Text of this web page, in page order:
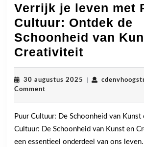
Verrijk je leven met
Cultuur: Ontdek de
Schoonheid van
Creativiteit
je
leven
Puur
Cultuur:
Ontdek
30 augustus 2025 30
Comment
Puur Cultuur: De Schoonheid van
Cultuur: De Schoonheid van Kunst en
een essentieel onderdeel van ons